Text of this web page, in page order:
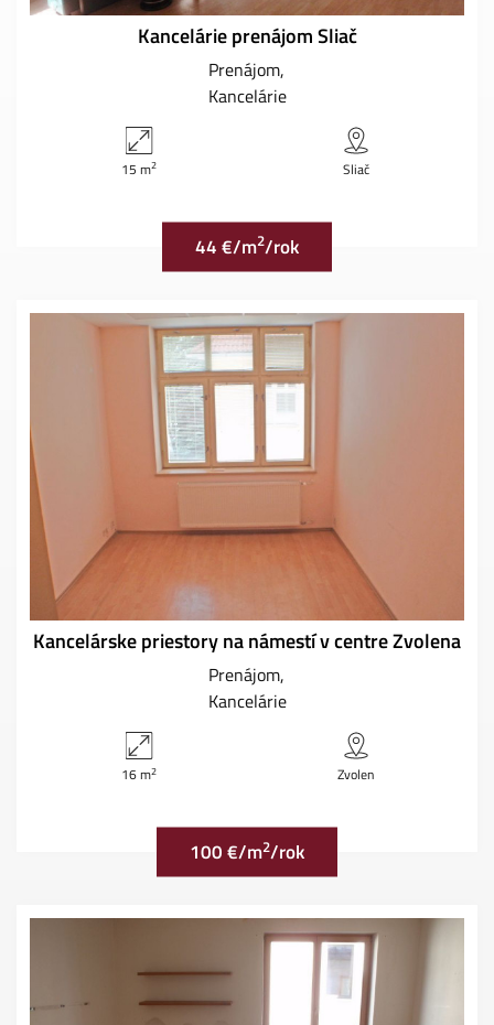
Kancelárie prenájom Sliač
Prenájom
Kancelárie
15 m2 Sliač
44 €/m2/rok
Kancelárske priestory na námestí v centre Zvolena
Prenájom
Kancelárie
16 m2 Zvolen
100 €/m2/rok